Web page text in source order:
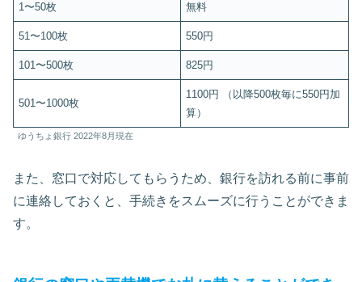
1〜50枚 無料
51〜100枚 550円
101〜500枚 825円
501〜1000枚
1100円 （以降500枚毎に550円加
算）
ゆうちょ銀行 2022年8月現在
また、窓口で対応してもらうため、銀行を訪れる前に事前
に連絡しておくと、手続きをスムーズに行うことができま
す。